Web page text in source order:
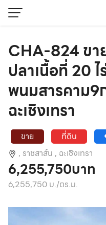
CHA-824 ข
ปลาเนื้อที่ 20
พนมสารคาม9
ฉะเชิงเทรา
ขาย ที่ดิน
, ราชสาส์น , ฉะเชิงเทรา
6,255,750บาท
6,255,750 บ./ตร.ม.